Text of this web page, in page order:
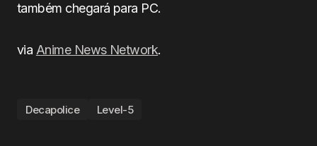
também chegará para PC.
via Anime News Network.
Decapolice Level-5